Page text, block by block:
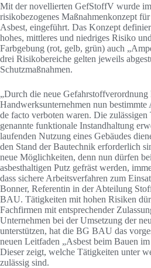
Mit der novellierten GefStoffV wurde
risikobezogenes Maßnahmenkonzept
Asbest, eingeführt. Das Konzept
hohes, mittleres und niedriges Risiko
Farbgebung (rot, gelb, grün) auch
drei Risikobereiche gelten jeweils
Schutzmaßnahmen.
„Durch die neue Gefahrstoffverordnung
Handwerksunternehmen nun
de facto verboten waren. Die
genannte funktionale Instandhaltung
laufenden Nutzung eines Gebäudes
den Stand der Bautechnik erforderlich
neue Möglichkeiten, denn nun dürfen
asbesthaltigen Putz gefräst werden,
dass sichere Arbeitsverfahren zum
Bonner, Referentin in der Abteilung
BAU. Tätigkeiten mit hohen Risiken
Fachfirmen mit entsprechender
Unternehmen bei der Umsetzung der
unterstützen, hat die BG BAU das
neuen Leitfaden „Asbest beim Bauen
Dieser zeigt, welche Tätigkeiten unter
zulässig sind.